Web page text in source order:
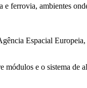
ferrovia, ambientes
Espacial
e o sistema de